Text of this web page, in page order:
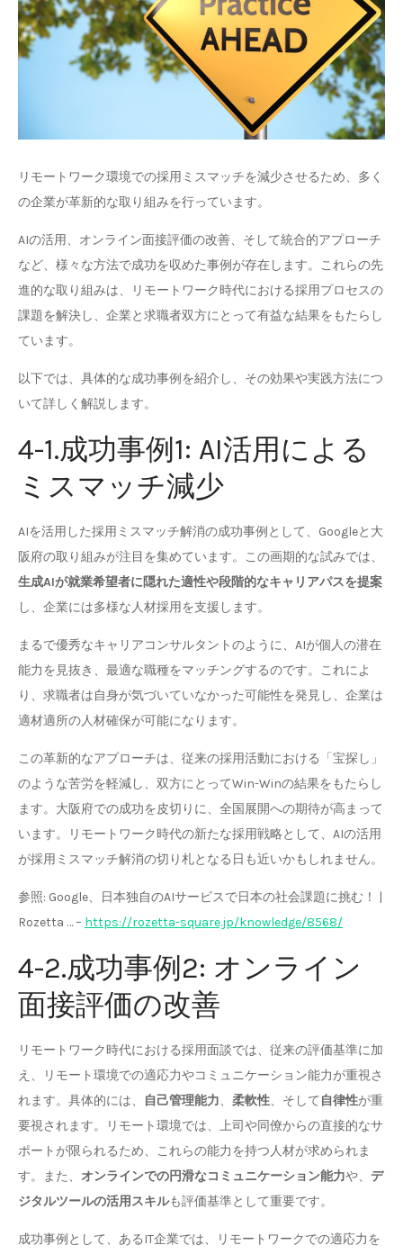
リモートワーク環境での採用ミスマッチを減少させるため、多く
の企業が革新的な取り組みを行っています。
AIの活用、オンライン面接評価の改善、そして統合的アプローチ
など、様々な方法で成功を収めた事例が存在します。これらの先
進的な取り組みは、リモートワーク時代における採用プロセスの
課題を解決し、企業と求職者双方にとって有益な結果をもたらし
ています。
以下では、具体的な成功事例を紹介し、その効果や実践方法につ
いて詳しく解説します。
4-1.成功事例1: AI活用による
ミスマッチ減少
AIを活用した採用ミスマッチ解消の成功事例として、Googleと大
阪府の取り組みが注目を集めています。この画期的な試みでは、
生成AIが就業希望者に隠れた適性や段階的なキャリアパスを提案
し、企業には多様な人材採用を支援します。
まるで優秀なキャリアコンサルタントのように、AIが個人の潜在
能力を見抜き、最適な職種をマッチングするのです。これによ
り、求職者は自身が気づいていなかった可能性を発見し、企業は
適材適所の人材確保が可能になります。
この革新的なアプローチは、従来の採用活動における「宝探し」
のような苦労を軽減し、双方にとってWin-Winの結果をもたらし
ます。大阪府での成功を皮切りに、全国展開への期待が高まって
います。リモートワーク時代の新たな採用戦略として、AIの活用
が採用ミスマッチ解消の切り札となる日も近いかもしれません。
参照: Google、日本独自のAIサービスで日本の社会課題に挑む！ |
Rozetta … – https://rozetta-square.jp/knowledge/8568/
4-2.成功事例2: オンライン
面接評価の改善
リモートワーク時代における採用面談では、従来の評価基準に加
え、リモート環境での適応力やコミュニケーション能力が重視さ
れます。具体的には、
自己管理能力、 柔軟性、そして 自律性が重
要視されます。リモート環境では、上司や同僚からの直接的なサ
ポートが限られるため、これらの能力を持つ人材が求められま
す。また、 オンラインでの円滑なコミュニケーション能力や、 デ
ジタルツールの活用スキルも評価基準として重要です。
成功事例として、あるIT企業では、リモートワークでの適応力を